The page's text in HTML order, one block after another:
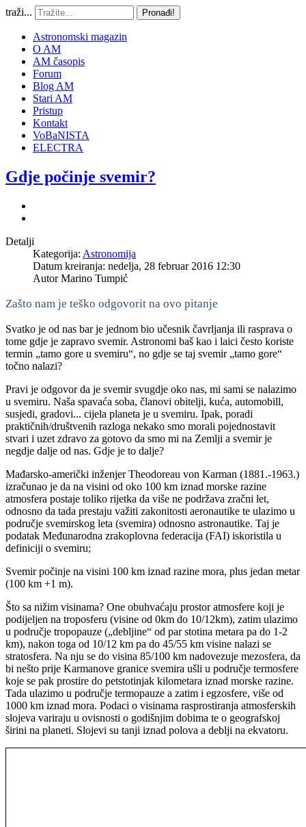
traži... Pronađi!
Astronomski magazin
O AM
AM časopis
Forum
Blog AM
Stari AM
Pristup
Kontakt
VoBaNISTA
ELECTRA
Gdje počinje svemir?
Detalji
Kategorija: Astronomija
Datum kreiranja: nedelja, 28 februar 2016 12:30
AutorMarino Tumpić
Zašto nam je teško odgovorit na ovo pitanje
Svatko je od nas bar je jednom bio učesnik čavrljanja ili rasprava o
tome gdje je zapravo svemir. Astronomi baš kao i laici često koriste
termin „tamo gore u svemiru“, no gdje se taj svemir „tamo gore“
točno nalazi?
Pravi je odgovor da je svemir svugdje oko nas, mi sami se nalazimo
u svemiru. Naša spavaća soba, članovi obitelji, kuća, automobill,
susjedi, gradovi... cijela planeta je u svemiru. Ipak, poradi
praktičnih/društvenih razloga nekako smo morali pojednostavit
stvari i uzet zdravo za gotovo da smo mi na Zemlji a svemir je
negdje dalje od nas. Gdje je to dalje?
Mađarsko-američki inženjer Theodoreau von Karman (1881.-1963.)
izračunao je da na visini od oko 100 km iznad morske razine
atmosfera postaje toliko rijetka da više ne podržava zračni let,
odnosno da tada prestaju važiti zakonitosti aeronautike te ulazimo u
područje svemirskog leta (svemira) odnosno astronautike. Taj je
podatak Međunarodna zrakoplovna federacija (FAI) iskoristila u
definiciji o svemiru;
Svemir počinje na visini 100 km iznad razine mora, plus jedan metar
(100 km +1 m).
Što sa nižim visinama? One obuhvaćaju prostor atmosfere koji je
podijeljen na troposferu (visine od 0km do 10/12km), zatim ulazimo
u područje tropopauze („debljine“ od par stotina metara pa do 1-2
km), nakon toga od 10/12 km pa do 45/55 km visine nalazi se
stratosfera. Na nju se do visina 85/100 km nadovezuje mezosfera, da
bi nešto prije Karmanove granice svemira ušli u područje termosfere
koje se pak prostire do petstotinjak kilometara iznad morske razine.
Tada ulazimo u područje termopauze a zatim i egzosfere, više od
1000 km iznad mora. Podaci o visinama rasprostiranja atmosferskih
slojeva variraju u ovisnosti o godišnjim dobima te o geografskoj
širini na planeti. Slojevi su tanji iznad polova a deblji na ekvatoru.